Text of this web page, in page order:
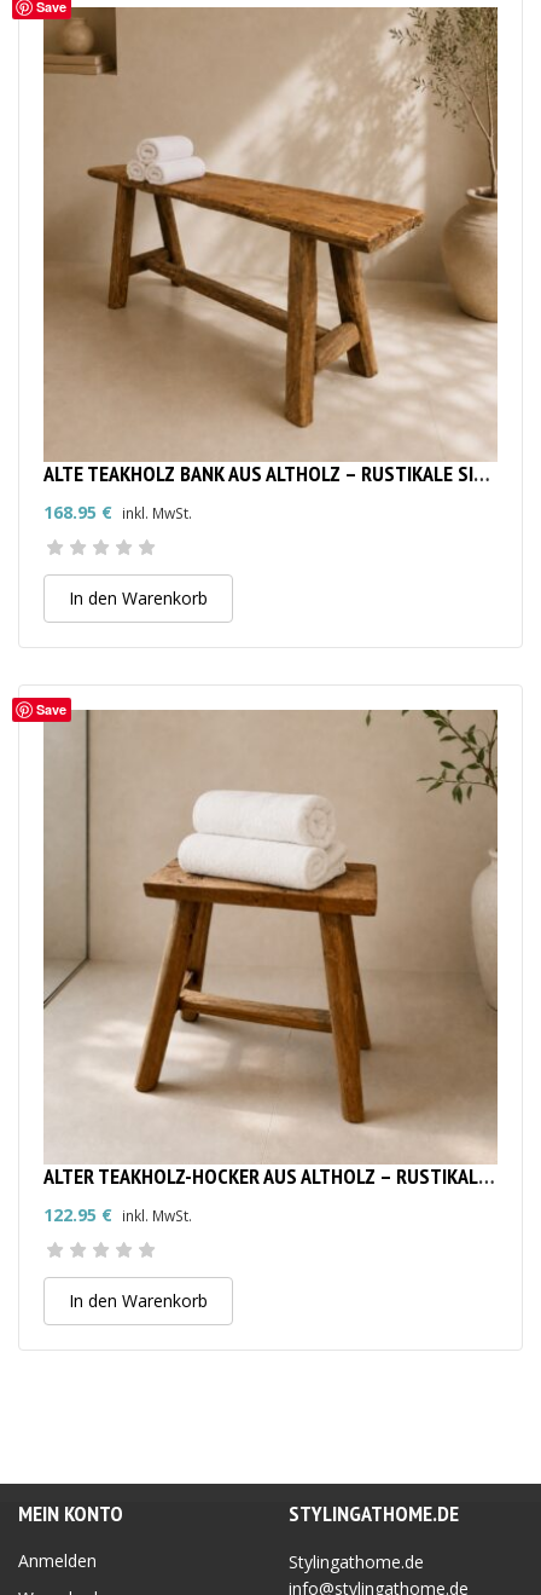
Save
ALTE TEAKHOLZ BANK AUS ALTHOLZ – RUSTIKALE SITZBANK
168.95 € inkl. MwSt.
In den Warenkorb
Save
ALTER TEAKHOLZ-HOCKER AUS ALTHOLZ – RUSTIKALER SITZHOCKER
122.95 € inkl. MwSt.
In den Warenkorb
MEIN KONTO
Anmelden
STYLINGATHOME.DE
Stylingathome.de
info@stylingathome.de